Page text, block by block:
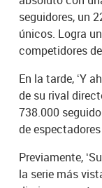
seguidores, un
únicos. Logra
competidores
En la tarde, ‘Y
de su rival
738.000
de
Previamente,
la serie más